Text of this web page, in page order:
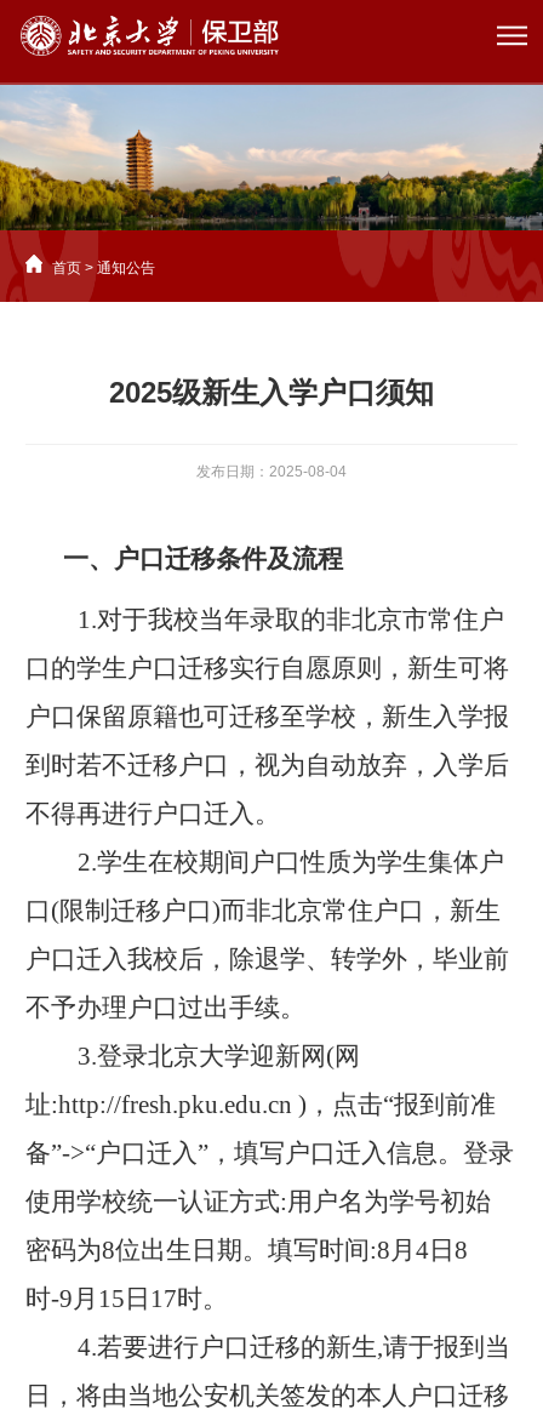
首页 >通知公告
2025级新生入学户口须知
发布日期：2025-08-04
一、 户口迁移条件及流程
1.对于我校当年录取的非北京市常住户
口的学生户口迁移实行自愿原则，新生可将
户口保留原籍也可迁移至学校，新生入学报
到时若不迁移户口，视为自动放弃，入学后
不得再进行户口迁入。
2.学生在校期间户口性质为学生集体户
口(限制迁移户口)而非北京常住户口，新生
户口迁入我校后，除退学、转学外，毕业前
不予办理户口过出手续。
3.登录北京大学迎新网(网
址:http://fresh.pku.edu.cn )，点击“报到前准
备”->“户口迁入”，填写户口迁入信息。登录
使用学校统一认证方式:用户名为学号初始
密码为8位出生日期。填写时间:8月4日8
时-9月15日17时。
4.若要进行户口迁移的新生,请于报到当
日，将由当地公安机关签发的本人户口迁移